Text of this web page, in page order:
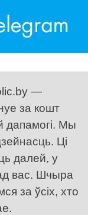
—
за кошт
дапамогі. Мы
Ці
далей, у
вас. Шчыра
за ўсіх, хто